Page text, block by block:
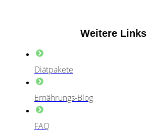
Weitere Links
Diätpakete
Ernährungs-Blog
FAQ